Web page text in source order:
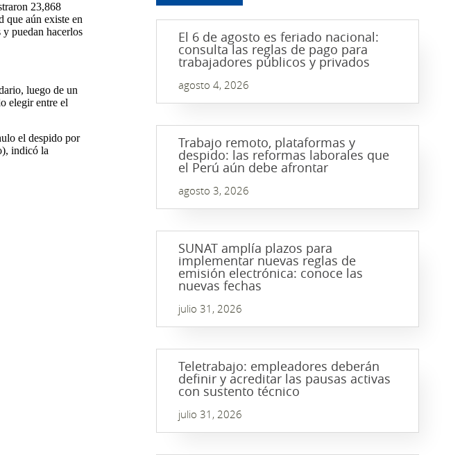
23,868
que aún existe en
y puedan hacerlos
luego de un
elegir entre el
el despido por
indicó la
El 6 de agosto es feriado nacional:
consulta las reglas de pago para
trabajadores públicos y privados
agosto 4, 2026
Trabajo remoto, plataformas y
despido: las reformas laborales que
el Perú aún debe afrontar
agosto 3, 2026
SUNAT amplía plazos para
implementar nuevas reglas de
emisión electrónica: conoce las
nuevas fechas
julio 31, 2026
Teletrabajo: empleadores deberán
definir y acreditar las pausas activas
con sustento técnico
julio 31, 2026